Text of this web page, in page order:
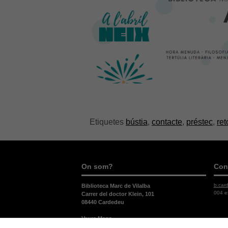
Etiquetes bústia, contacte, préstec,
On som?
Biblioteca Marc de Vilalba
Carrer del doctor Klein, 101
08440 Cardedeu
Veure Mapa
004